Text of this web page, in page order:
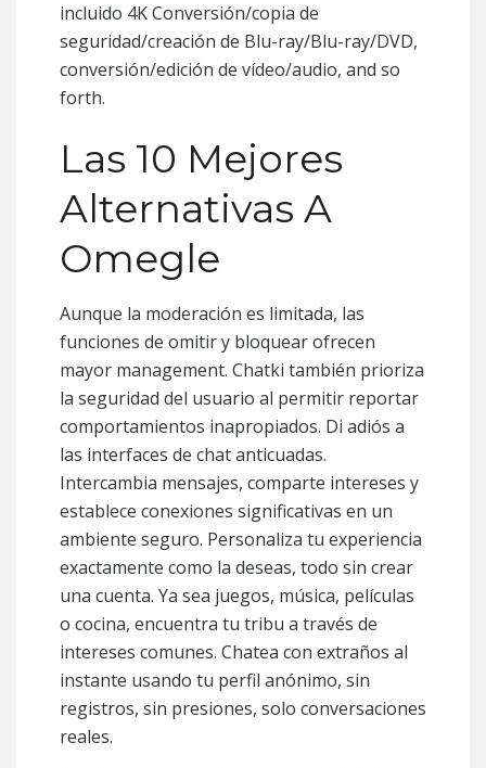
incluido 4K Conversión/copia de
seguridad/creación de Blu-ray/Blu-ray/DVD,
conversión/edición de vídeo/audio, and so
forth.
Las 10 Mejores
Alternativas A
Omegle
Aunque la moderación es limitada, las
funciones de omitir y bloquear ofrecen
mayor management. Chatki también prioriza
la seguridad del usuario al permitir reportar
comportamientos inapropiados. Di adiós a
las interfaces de chat anticuadas.
Intercambia mensajes, comparte intereses y
establece conexiones significativas en un
ambiente seguro. Personaliza tu experiencia
exactamente como la deseas, todo sin crear
una cuenta. Ya sea juegos, música, películas
o cocina, encuentra tu tribu a través de
intereses comunes. Chatea con extraños al
instante usando tu perfil anónimo, sin
registros, sin presiones, solo conversaciones
reales.